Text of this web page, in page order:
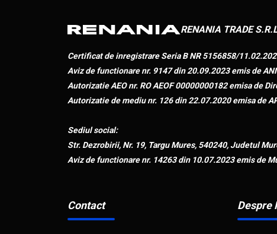
RENANIA TRADE
Certificat de inregistrare Seria B NR 5156858/
Aviz de functionare nr. 9147 din 20.09.2023 emis de
Autorizatie AEO nr. RO AEOF 00000000182 emisa de
Autorizatie de mediu nr. 126 din 22.07.2020 emisa de
Sediul social:
Str. Dezrobirii, Nr. 19, Targu Mures, 540240, Judetul
Aviz de functionare nr. 14263 din 10.07.2023 emis de
Contact Despre